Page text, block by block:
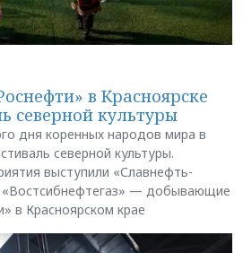
в Красноярске
северной культуры
дня коренных народов мира в
северной культуры.
выступили «Славнефть-
«Востсибнефтегаз» — добывающие
в Красноярском крае